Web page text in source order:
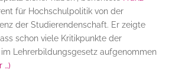
für Hochschulpolitik von der
der Studierendenschaft. Er zeigte
schon viele Kritikpunkte der
Lehrerbildungsgesetz aufgenommen
…)